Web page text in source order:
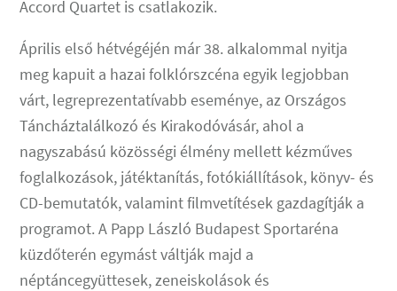
Accord Quartet is csatlakozik.
Április első hétvégéjén már 38. alkalommal nyitja
meg kapuit a hazai folklórszcéna egyik legjobban
várt, legreprezentatívabb eseménye, az Országos
Táncháztalálkozó és Kirakodóvásár, ahol a
nagyszabású közösségi élmény mellett kézműves
foglalkozások, játéktanítás, fotókiállítások, könyv- és
CD-bemutatók, valamint filmvetítések gazdagítják a
programot. A Papp László Budapest Sportaréna
küzdőterén egymást váltják majd a
néptáncegyüttesek, zeneiskolások és